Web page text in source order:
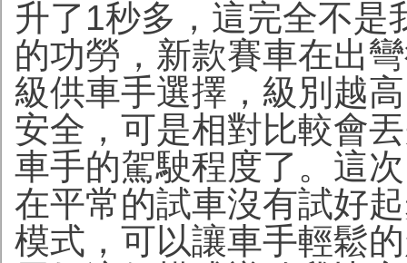
升了1秒多，這完全不是
的功勞，新款賽車在出
級供車手選擇，級別越
安全，可是相對比較會
車手的駕駛程度了。這
在平常的試車沒有試好
模式，可以讓車手輕鬆